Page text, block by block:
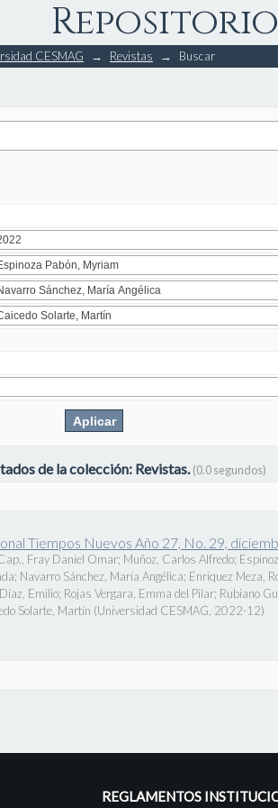
CESMAG → Revistas → Buscar
de la colección: Revistas.(0.0 segundos)
Tiempos Nuevos Año 27, No. 29,
Fray Daniel Omar; Muñoz, Carlos Alfredo;
; Navarro Sánchez, María Angélica; Enríquez Meza,
Emilio; Rojas Vergara, Emma del Pilar; Rubiano
Solarte, Martín (Universidad CESMAG 2022-12)
REGLAMENTOS